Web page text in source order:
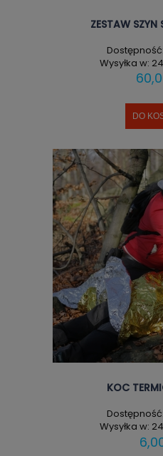
ZESTAW SZYN
Dostępność:
Wysyłka w:
DO
KOC
Dostępność:
Wysyłka w: